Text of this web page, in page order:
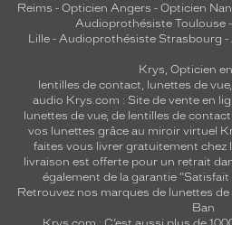
Reims - Opticien Angers - Opticien
Audioprothésiste Toulouse-
Lille- Audioprothésiste Strasbourg -
Krys, Opticien
lentilles de contact, lunettes de vue,
audio Krys.com : Site de vente en
lunettes de vue, de lentilles de contact
vos lunettes grâce au miroir virtuel
faites vous livrer gratuitement chez
livraison est offerte pour un retrait
également de la garantie
Retrouvez nos marques de lunettes de
Ban